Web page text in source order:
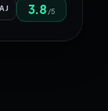
3.8 /5